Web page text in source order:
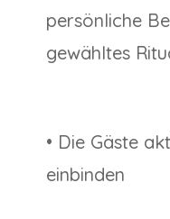
persönliche
gewähltes
• Die Gäste
einbinden